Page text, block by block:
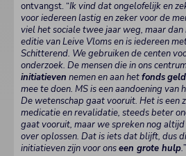
ontvangst. “Ik vind dat ongelofelijk en
voor iedereen lastig en zeker voor de
viel het sociale twee jaar weg, maar
editie van Leive Vloms en is iedereen
Schitterend. We gebruiken de centen
onderzoek. De mensen die in ons
initiatieven nemen en aan hetfondsgeld
mee te doen. MS is een aandoening van
De wetenschap gaat vooruit. Het is een
medicatie en revalidatie, steeds beter
gaat vooruit, maar we spreken nog altijd
over oplossen. Dat is iets dat blijft, dus
initiatieven zijn voor onseen grote hulp.”